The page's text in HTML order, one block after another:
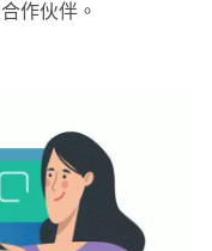
作伙伴。